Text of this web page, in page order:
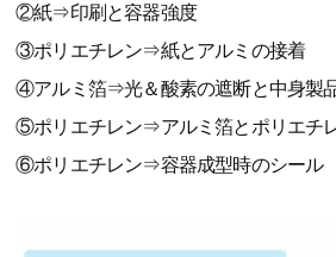
②紙⇒印刷と容器強度
③ポリエチレン⇒紙とアルミの接着
④アルミ箔⇒光＆酸素の遮断と中身製
⑤ポリエチレン⇒アルミ箔とポリエチ
⑥ポリエチレン⇒容器成型時のシール